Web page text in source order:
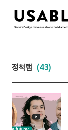
정책랩 (43)